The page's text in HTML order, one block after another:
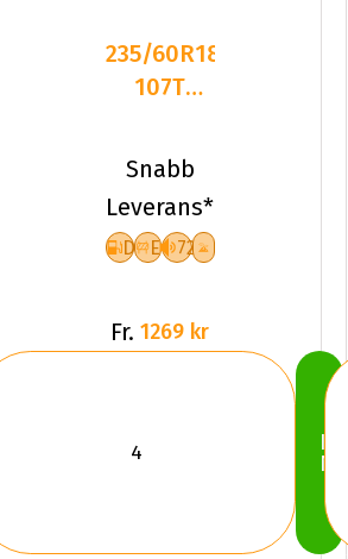
235/60R18
107T
SoftFrost200
Snabb
Leverans*
D E 72
Fr. 1269 kr
Köp
Nu